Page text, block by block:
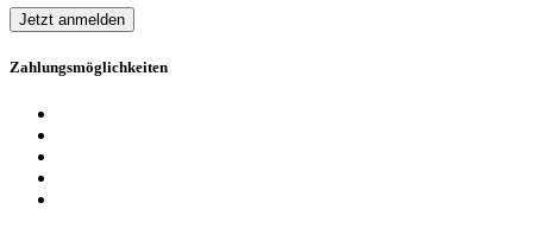
Jetzt anmelden
Zahlungsmöglichkeiten